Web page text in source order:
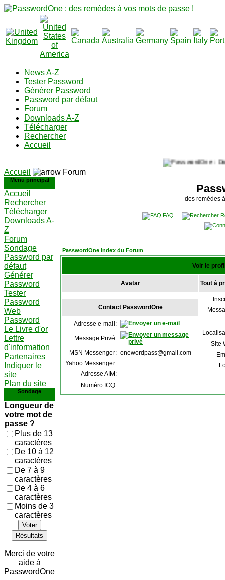
News A-Z
Tester Password
Générer Password
Password par défaut
Forum
Downloads A-Z
Télécharger
Rechercher
Accueil
Accueil Forum
Menu principal
Accueil
Rechercher
Télécharger
Downloads A-
Z
Forum
Sondage
Password par
défaut
Générer
Password
Tester
Password
Web
Password
Le Livre d'or
Lettre
d'information
Partenaires
Indiquer le
site
Plan du site
Sondage
Longueur de
votre mot de
passe ?
Plus de 13
caractères
De 10 à 12
caractères
De 7 à 9
caractères
De 4 à 6
caractères
Moins de 3
caractères
Voter
Résultats
Merci de votre
aide à
PasswordOne
des remèdes
FAQ
PasswordOne Index du Forum
Voir le
Avatar Tout à
Site
Contact PasswordOne
Adresse e-mail:
Message Privé:
MSN Messenger: onewordpass@gmail.com
Yahoo Messenger:
Adresse AIM:
Numéro ICQ: